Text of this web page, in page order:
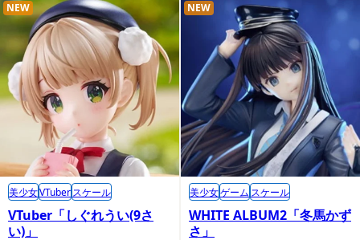
VTuber「しぐれうい(9さ
い)」
NEW
美少女VTuberスケール
WHITE ALBUM2「冬馬かず
さ」
NEW
美少女ゲーム スケール